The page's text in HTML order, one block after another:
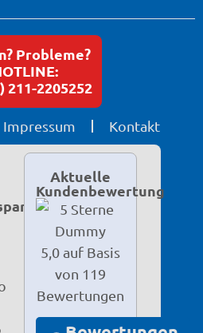
Impressum Kontakt
Probleme?
211-2205252
Aktuelle
Kundenbewertung
5,0 auf Basis
von 119
Bewertungen